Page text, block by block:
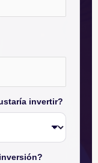
invertir?